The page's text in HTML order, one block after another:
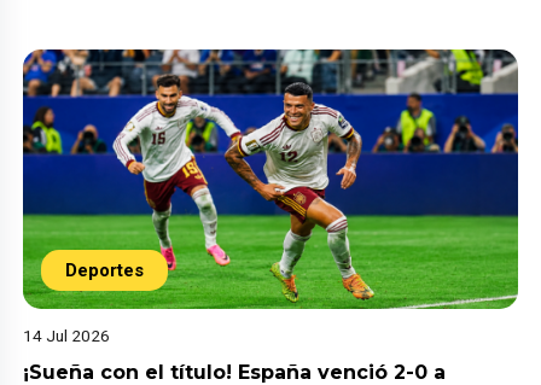
Deportes
14 Jul 2026
¡Sueña con el título! España venció 2-0 a